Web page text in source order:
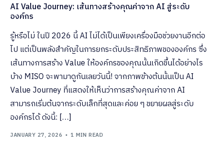
AI Value Journey: เส้นทางสร้างคุณค่าจาก AI สู่ระดับ
องค์กร
รู้หรือไม่ ในปี 2026 นี้ AI ไม่ได้เป็นเพียงเครื่องมือช่วยงานอีกต่อ
ไป แต่เป็นพลังสำคัญในการยกระดับประสิทธิภาพขององค์กร ซึ่ง
เส้นทางการสร้าง Value ให้องค์กรของคุณนั้นเกิดขึ้นได้อย่างไร
บ้าง MISO จะพามาดูกันเลยวันนี้! จากภาพข้างต้นนั้นเป็น AI
Value Journey ที่แสดงให้เห็นว่าการสร้างคุณค่าจาก AI
สามารถเริ่มต้นจากระดับเล็กที่สุดและค่อย ๆ ขยายผลสู่ระดับ
องค์กรได้ ดังนี้: […]
JANUARY 27, 2026 1 MIN READ